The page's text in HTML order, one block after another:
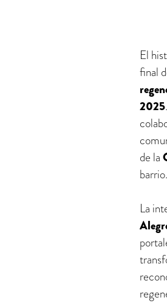
El
final
2025
de la
barrio.
La